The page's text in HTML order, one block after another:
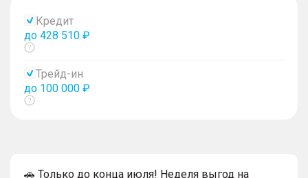
Кредит
до 428 510 ₽
Показать
Трейд-ин
до 100 000 ₽
Показать
🚗 Только до конца июля! Неделя выгод на